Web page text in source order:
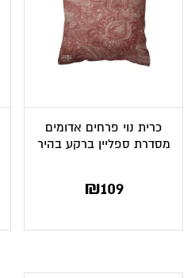
כרית נוי פרחים אדומים
מסדרת ספליין ברקע בהיר
₪109